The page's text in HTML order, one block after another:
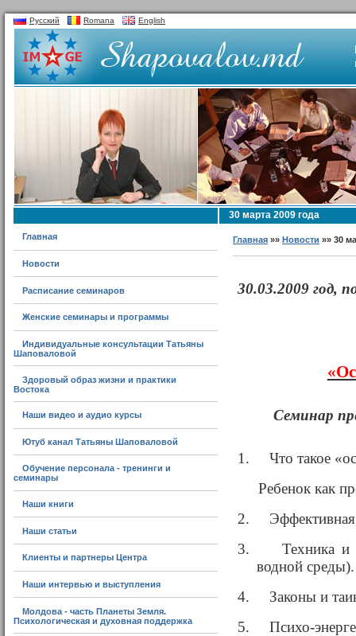
Русский Romana English
Главная
Новости
Расписание семинаров
Женские семинары и программы
Индивидуальные консультации Татьяны
Шаповаловой
Здоровый образ жизни и практики
Востока
Наши видео и аудио курсы
Ютуб канал Татьяны Шаповаловой
Обучение персонала - тренинги и
семинары
Наши книги
Наши статьи
Клиенты и партнеры Центра
Наши интервью и выступления
Молдова - часть Планеты Земля.
Психологическая и духовная поддержка
30 марта 2009 года
Главная »»Новости »» 30
30.03.2009 год,
Семинар
1.
Что такое
Ребенок как
2.
3.
Техника и
водной среды).
4.
Законы и
5.
Психо-